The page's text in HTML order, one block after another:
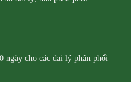
ngày cho các đại lý phân phối